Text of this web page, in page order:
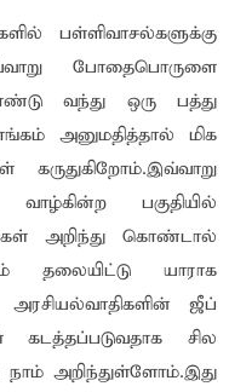
பள்ளிவாசல்களுக்கு
போதைபொருளை
வந்து ஒரு பத்து
அனுமதித்தால் மிக
பகுதியில்
அறிந்து கொண்டால்
தலையிட்டு யாராக
ஜீப்
சில
அறிந்துள்ளோம்.இது